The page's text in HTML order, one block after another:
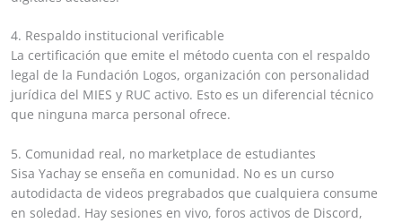
4. Respaldo institucional verificable
La certificación que emite el método cuenta con el respaldo
legal de la Fundación Logos, organización con personalidad
jurídica del MIES y RUC activo. Esto es un diferencial técnico
que ninguna marca personal ofrece.
5. Comunidad real, no marketplace de estudiantes
Sisa Yachay se enseña en comunidad. No es un curso
autodidacta de videos pregrabados que cualquiera consume
en soledad. Hay sesiones en vivo, foros activos de Discord,